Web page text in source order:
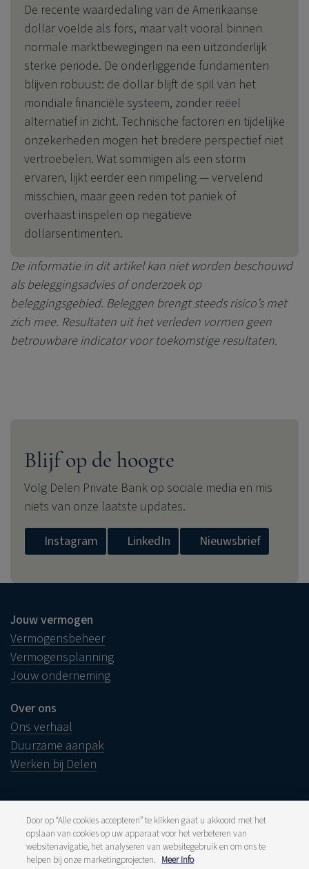
De recente waardedaling van de Amerikaanse
dollar voelde als fors, maar valt vooral binnen
normale marktbewegingen na een uitzonderlijk
sterke periode. De onderliggende fundamenten
blijven robuust: de dollar blijft de spil van het
mondiale financiële systeem, zonder reëel
alternatief in zicht. Technische factoren en tijdelijke
onzekerheden mogen het bredere perspectief niet
vertroebelen. Wat sommigen als een storm
ervaren, lijkt eerder een rimpeling — vervelend
misschien, maar geen reden tot paniek of
overhaast inspelen op negatieve
dollarsentimenten.
De informatie in dit artikel kan niet worden beschouwd
als beleggingsadvies of onderzoek op
beleggingsgebied. Beleggen brengt steeds risico’s met
zich mee. Resultaten uit het verleden vormen geen
betrouwbare indicator voor toekomstige resultaten.
Blijf op de hoogte
Volg Delen Private Bank op sociale media en mis
niets van onze laatste updates.
Instagram
LinkedIn Nieuwsbrief
Jouw vermogen
Vermogensbeheer
Vermogensplanning
Jouw onderneming
Over ons
Ons verhaal
Duurzame aanpak
Werken bij Delen
Juridische info
Disclaimer
Klacht
Door op “Alle cookies accepteren” te klikken gaat u akkoord met het
opslaan van cookies op uw apparaat voor het verbeteren van
websitenavigatie, het analyseren van websitegebruik en om ons te
helpen bij onze marketingprojecten. Meer Info